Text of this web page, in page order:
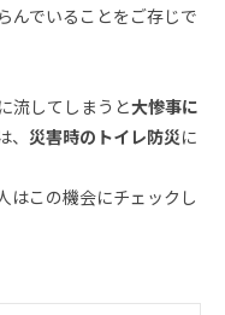
んでいることをご存じで
流してしまうと大惨事に
災害時のトイレ防災に
はこの機会にチェックし